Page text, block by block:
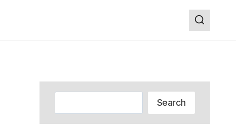
Search